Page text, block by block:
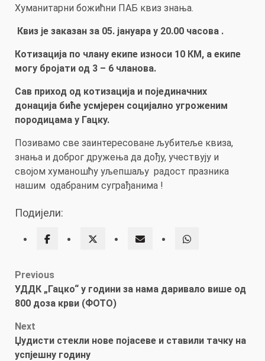
Хуманитарни божићни ПАБ квиз знања.
Квиз је заказан за 05. јануара у 20.00 часова .
Котизација по члану екипе износи 10 КМ, а екипе
могу бројати од 3 – 6 чланова.
Сав приход од котизација и појединачних
донација биће усмјерен социјално угроженим
породицама у Гацку.
Позивамо све заинтересоване љубитеље квиза,
знања и доброг дружења да дођу, учествују и
својом хуманошћу уљепшаљу радост празника
нашим одабраним суграђанима !
Подијели:
Post
navigation
Previous
УДДК „Гацко“ у години за нама даривало више од
800 доза крви (ФОТО)
Next
Џудисти стекли нове појасеве и ставили тачку на
успјешну годину